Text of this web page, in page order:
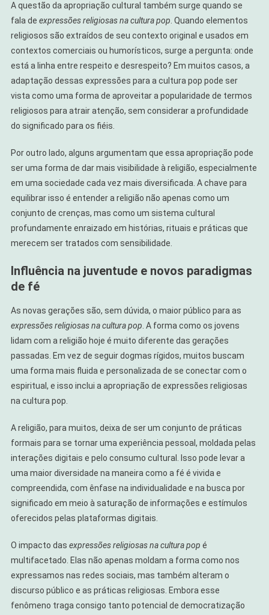
A questão da apropriação cultural também surge quando se
fala de expressões religiosas na cultura pop. Quando elementos
religiosos são extraídos de seu contexto original e usados em
contextos comerciais ou humorísticos, surge a pergunta: onde
está a linha entre respeito e desrespeito? Em muitos casos, a
adaptação dessas expressões para a cultura pop pode ser
vista como uma forma de aproveitar a popularidade de termos
religiosos para atrair atenção, sem considerar a profundidade
do significado para os fiéis.
Por outro lado, alguns argumentam que essa apropriação pode
ser uma forma de dar mais visibilidade à religião, especialmente
em uma sociedade cada vez mais diversificada. A chave para
equilibrar isso é entender a religião não apenas como um
conjunto de crenças, mas como um sistema cultural
profundamente enraizado em histórias, rituais e práticas que
merecem ser tratados com sensibilidade.
Influência na juventude e novos paradigmas
de fé
As novas gerações são, sem dúvida, o maior público para as
expressões religiosas na cultura pop. A forma como os jovens
lidam com a religião hoje é muito diferente das gerações
passadas. Em vez de seguir dogmas rígidos, muitos buscam
uma forma mais fluida e personalizada de se conectar com o
espiritual, e isso inclui a apropriação de expressões religiosas
na cultura pop.
A religião, para muitos, deixa de ser um conjunto de práticas
formais para se tornar uma experiência pessoal, moldada pelas
interações digitais e pelo consumo cultural. Isso pode levar a
uma maior diversidade na maneira como a fé é vivida e
compreendida, com ênfase na individualidade e na busca por
significado em meio à saturação de informações e estímulos
oferecidos pelas plataformas digitais.
O impacto das expressões religiosas na cultura pop é
multifacetado. Elas não apenas moldam a forma como nos
expressamos nas redes sociais, mas também alteram o
discurso público e as práticas religiosas. Embora esse
fenômeno traga consigo tanto potencial de democratização